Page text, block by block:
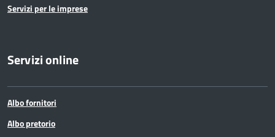
Servizi per le imprese
Servizi online
Albo fornitori
Albo pretorio